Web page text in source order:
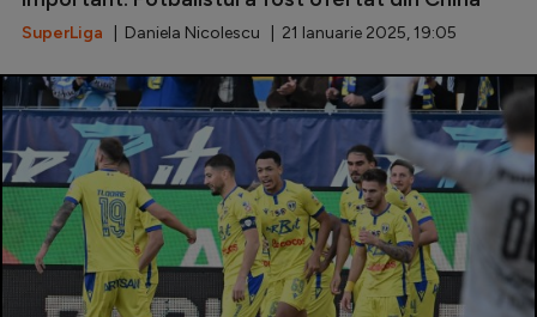
SuperLiga | Daniela Nicolescu | 21 Ianuarie 2025, 19:05